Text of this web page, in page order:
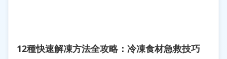
12種快速解凍方法全攻略：冷凍食材急救技巧